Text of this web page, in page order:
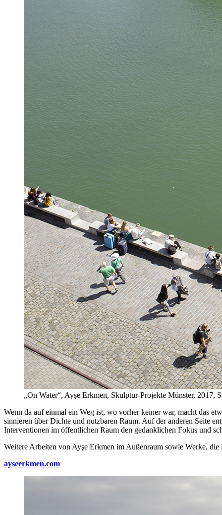
„On Water“, Ayşe Erkmen, Skulptur-Projekte Münster, 2017,
Wenn da auf einmal ein Weg ist, wo vorher keiner war, macht das
sinnieren über Dichte und nutzbaren Raum. Auf der anderen Seite
Interventionen im öffentlichen Raum den gedanklichen Fokus und
Weitere Arbeiten von Ayşe Erkmen im Außenraum sowie Werke,
ayseerkmen.com